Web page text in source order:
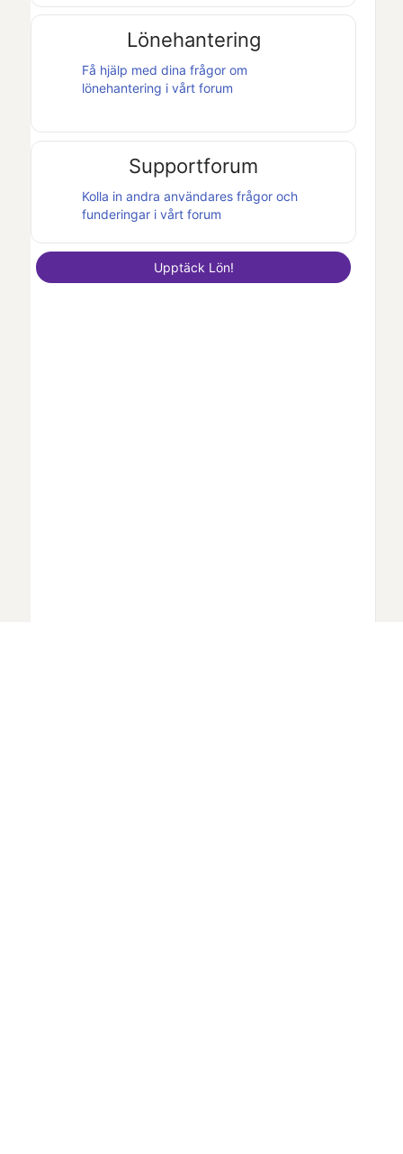
Lönehantering
Få hjälp med dina frågor om
lönehantering i vårt forum
Supportforum
Kolla in andra användares frågor och
funderingar i vårt forum
Upptäck Lön!